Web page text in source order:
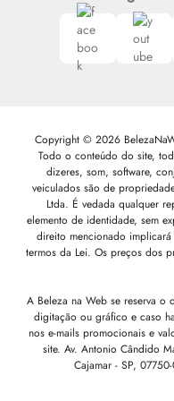
Copyright © 2026
Todo o conteúdo do site,
dizeres, som, software,
veiculados são de
Ltda. É vedada qualquer
elemento de identidade, sem
direito mencionado
termos da Lei. Os preços dos
A Beleza na Web se reserva
digitação ou gráfico e caso
nos e-mails promocionais e
site. Av. Antonio Cândido
Cajamar - SP,